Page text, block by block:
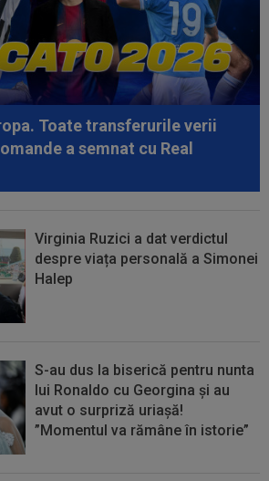
Gigi Becali a luat decizia, după ce
meciului FCSB - Farul...
Stanciu, idol în China! Fanii lui
l-au lăsat fără...
Toate transferurile verii
a semnat cu Real
Virginia Ruzici a dat verdictul
despre viața personală a Simonei
Halep
S-au dus la biserică pentru nunta
lui Ronaldo cu Georgina și au
avut o surpriză uriașă!
”Momentul va rămâne în istorie”